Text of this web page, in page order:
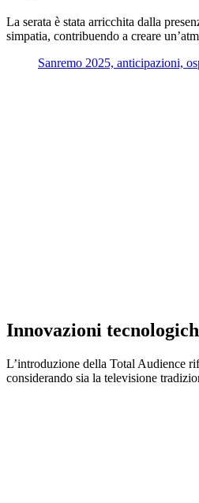
La serata è stata arricchita dalla
simpatia, contribuendo a creare
Sanremo 2025, anticipazioni,
Innovazioni
L’introduzione della Total Audience
considerando sia la televisione